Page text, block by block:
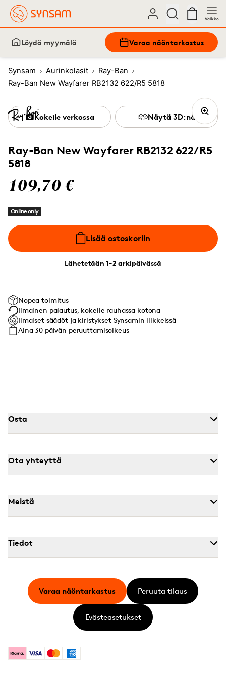
Valikko
Löydä myymälä Varaa näöntarkastus
Synsam Aurinkolasit
Ray-Ban
Ray-Ban New Wayfarer RB2132 622/R5 5818
Ray-Ban New Wayfarer RB2132 622/R5
5818
109,70 €
Online only
Lisää ostoskoriin
Lähetetään 1-2 arkipäivässä
Kokeile verkossa Näytä 3D:nä
Nopea toimitus
Ilmainen palautus, kokeile rauhassa kotona
Ilmaiset säädöt ja kiristykset Synsamin liikkeissä
Aina 30 päivän peruuttamisoikeus
Osta
Ota yhteyttä
Meistä
Tiedot
KlarnaVisa MastercardAmerican Express
Varaa näöntarkastus Peruuta tilaus
Evästeasetukset